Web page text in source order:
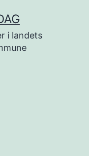
i landets